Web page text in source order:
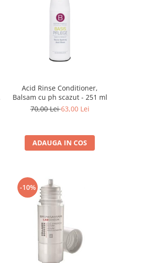
Acid Rinse Conditioner,
Balsam cu ph scazut - 251 ml
70,00 Lei63,00 Lei
ADAUGA IN COS
-10%